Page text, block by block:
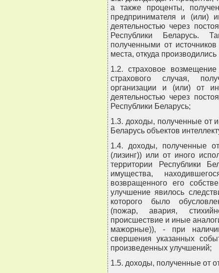
а также проценты,
предпринимателя и (или)
деятельностью через
Республики Беларусь.
полученными от
места, откуда
1.2. страховое
страхового случая,
организации и (или) от
деятельностью через
Республики Беларусь;
1.3. доходы, полученные от
Беларусь объектов
1.4. доходы, полученные
(лизинг)) или от иного
территории Республики
имущества,
возвращенного его
улучшение явилось
которого было
(пожар, авария,
происшествие и иные
мажорные)), - при
свершения указанных
произведенных улучшений;
1.5. доходы, полученные от